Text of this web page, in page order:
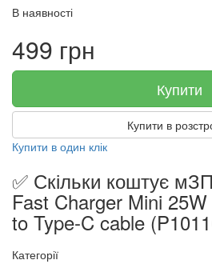
В наявності
499 грн
Купити
Купити в
Купити в один клік
✅ Скільки коштує
Fast Charger Mini
to Type-C cable
Категорії